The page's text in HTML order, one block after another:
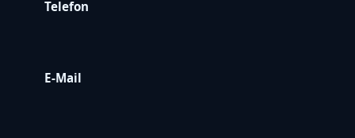
Telefon
E-Mail